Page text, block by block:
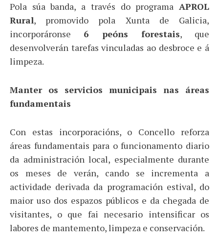
Pola súa banda, a través do programa APROL
Rural, promovido pola Xunta de Galicia,
incorporáronse 6 peóns forestais, que
desenvolverán tarefas vinculadas ao desbroce e á
limpeza.
Manter os servicios municipais nas áreas
fundamentais
Con estas incorporacións, o Concello reforza
áreas fundamentais para o funcionamento diario
da administración local, especialmente durante
os meses de verán, cando se incrementa a
actividade derivada da programación estival, do
maior uso dos espazos públicos e da chegada de
visitantes, o que fai necesario intensificar os
labores de mantemento, limpeza e conservación.